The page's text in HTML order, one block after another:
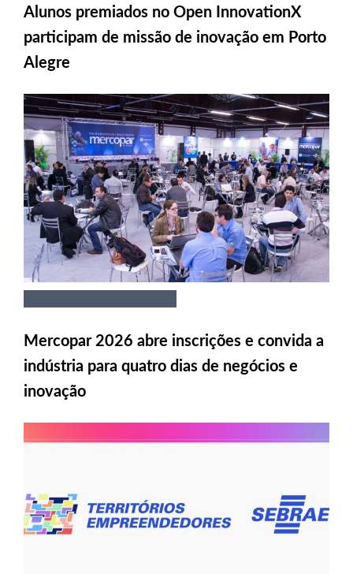
Alunos premiados no Open InnovationX
participam de missão de inovação em Porto
Alegre
Mercopar 2026 abre inscrições e convida a
indústria para quatro dias de negócios e
inovação